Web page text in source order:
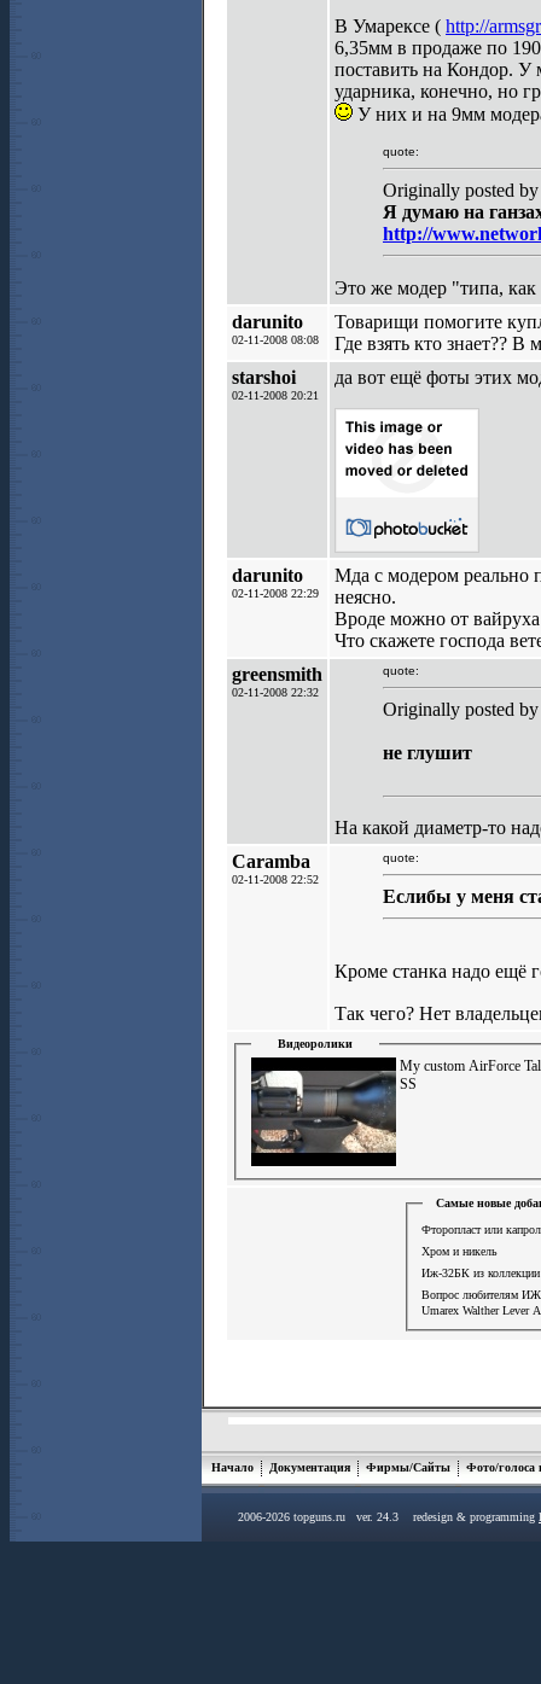
В Умарексе ( http://
6,35мм в продаже по
поставить на Кондор. У
ударника, конечно, но
У них и на 9мм
quote:
Originally posted by
Я думаю на
http://
Это же модер "типа,
darunito
02-11-2008 08:08
Товарищи помогите
Где взять кто знает?? В
starshoi
02-11-2008 20:21
да вот ещё фоты этиx
darunito
02-11-2008 22:29
Мда с модером реально
неясно.
Вроде можно от вайруха
Что скажете господа
greensmith
02-11-2008 22:32
quote:
Originally posted
не глушит
На какой диаметр-то
Caramba
02-11-2008 22:52
quote:
Еслибы у меня
Кроме станка надо ещё
Так чего? Нет
Видеоролики
My custom AirForce
SS
Самые новые
Фторопласт или
Хром и никель
Иж-32БК из
Вопрос любителям
Umarex Walther Lever
Начало Документация Фирмы/Сайты Фото/голоса
2006-2026 topguns.ru ver. 24.3 redesign & programming